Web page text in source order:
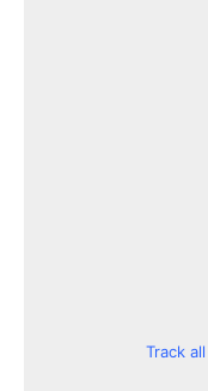
Track